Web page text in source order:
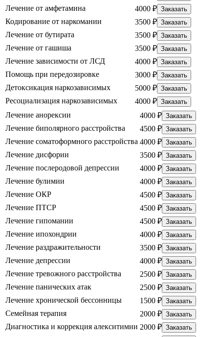
Лечение от амфетамина 4000 ₽ Заказать
Кодирование от наркомании 3500 ₽ Заказать
Лечение от бутирата 3500 ₽ Заказать
Лечение от гашиша 3500 ₽ Заказать
Лечение зависимости от ЛСД 4000 ₽ Заказать
Помощь при передозировке 3000 ₽ Заказать
Детоксикация наркозависимых 5000 ₽ Заказать
Ресоциализация наркозависимых 4000 ₽ Заказать
Лечение анорексии 4000 ₽ Заказать
Лечение биполярного расстройства 4500 ₽ Заказать
Лечение соматоформного расстройства 4000 ₽ Заказать
Лечение дисфории 3500 ₽ Заказать
Лечение послеродовой депрессии 4000 ₽ Заказать
Лечение булимии 4000 ₽ Заказать
Лечение ОКР 4500 ₽ Заказать
Лечение ПТСР 4500 ₽ Заказать
Лечение гипомании 4500 ₽ Заказать
Лечение ипохондрии 4000 ₽ Заказать
Лечение раздражительности 3500 ₽ Заказать
Лечение депрессии 4000 ₽ Заказать
Лечение тревожного расстройства 2500 ₽ Заказать
Лечение панических атак 2500 ₽ Заказать
Лечение хронической бессонницы 1500 ₽ Заказать
Семейная терапия 2000 ₽ Заказать
Диагностика и коррекция алекситимии 2000 ₽ Заказать